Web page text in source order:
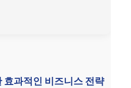
효과적인 비즈니스 전략